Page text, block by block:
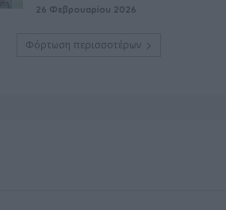
26 Φεβρουαρίου 2026
Φόρτωση περισσοτέρων